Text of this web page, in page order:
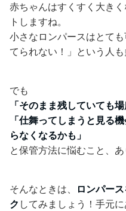
赤ちゃんはすくすく大き
トしますね。
小さなロンパースはとて
てられない！」という人も
でも
「そのまま残していても場
「仕舞ってしまうと見る
らなくなるかも」
と保管方法に悩むこと、
そんなときは、
ロンパー
ク してみましょう！手元